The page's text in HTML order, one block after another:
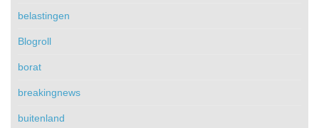
belastingen
Blogroll
borat
breakingnews
buitenland